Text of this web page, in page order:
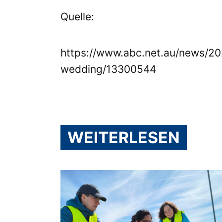
Quelle:
https://www.abc.net.au/news/
wedding/13300544
WEITERLESEN